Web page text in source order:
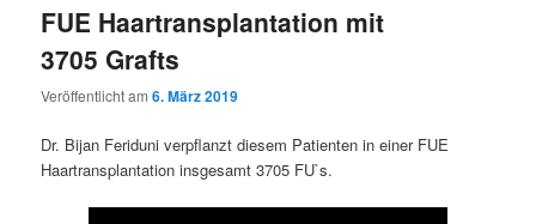
FUE Haartransplantation mit
3705 Grafts
Veröffentlicht am6. März 2019
Dr. Bijan Feriduni verpflanzt diesem Patienten in einer FUE
Haartransplantation insgesamt 3705 FU`s.